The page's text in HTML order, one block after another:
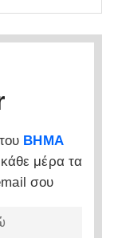
ΒΗΜΑ
μέρα τα
σου